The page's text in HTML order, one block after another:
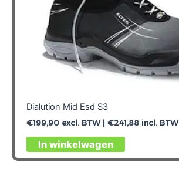
Dialution Mid Esd S3
€199,90excl. BTW | €241,88incl. BTW
In winkelwagen
Dit
product